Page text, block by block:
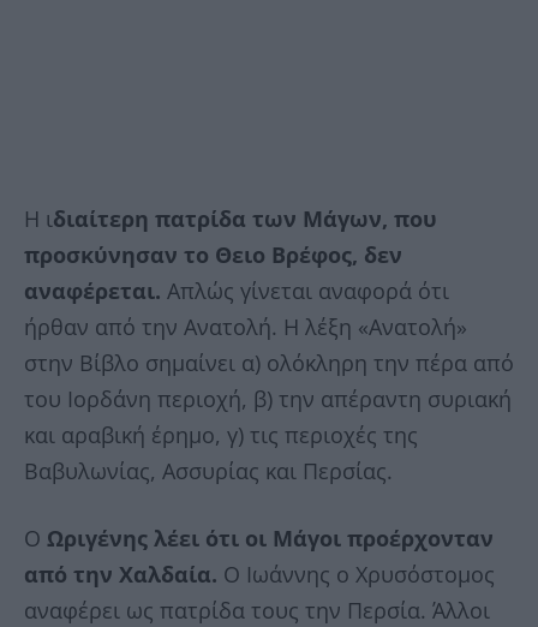
Η ιδιαίτερη πατρίδα των Μάγων, που
προσκύνησαν το Θειο Βρέφος, δεν
αναφέρεται. Απλώς γίνεται αναφορά ότι
ήρθαν από την Ανατολή. Η λέξη «Ανατολή»
στην Βίβλο σημαίνει α) ολόκληρη την πέρα από
του Ιορδάνη περιοχή, β) την απέραντη συριακή
και αραβική έρημο, γ) τις περιοχές της
Βαβυλωνίας, Ασσυρίας και Περσίας.
Ο Ωριγένης λέει ότι οι Μάγοι προέρχονταν
από την Χαλδαία. Ο Ιωάννης ο Χρυσόστομος
αναφέρει ως πατρίδα τους την Περσία. Άλλοι